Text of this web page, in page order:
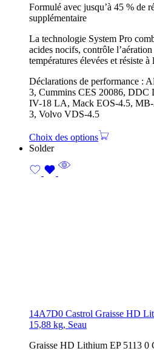
Formulé avec jusqu’à 45 % de
supplémentaire
La technologie System Pro
acides nocifs, contrôle
températures élevées et résiste
Déclarations de performance :
3, Cummins CES 20086, DDC
IV-18 LA, Mack EOS-4.5,
3, Volvo VDS-4.5
Choix des options
Solder
14A7D0 Castrol Graisse HD
15,88 kg, Seau
Graisse HD Lithium EP 5113 0